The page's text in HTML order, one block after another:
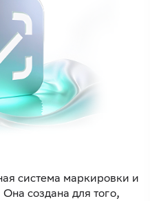
система маркировки и
создана для того,